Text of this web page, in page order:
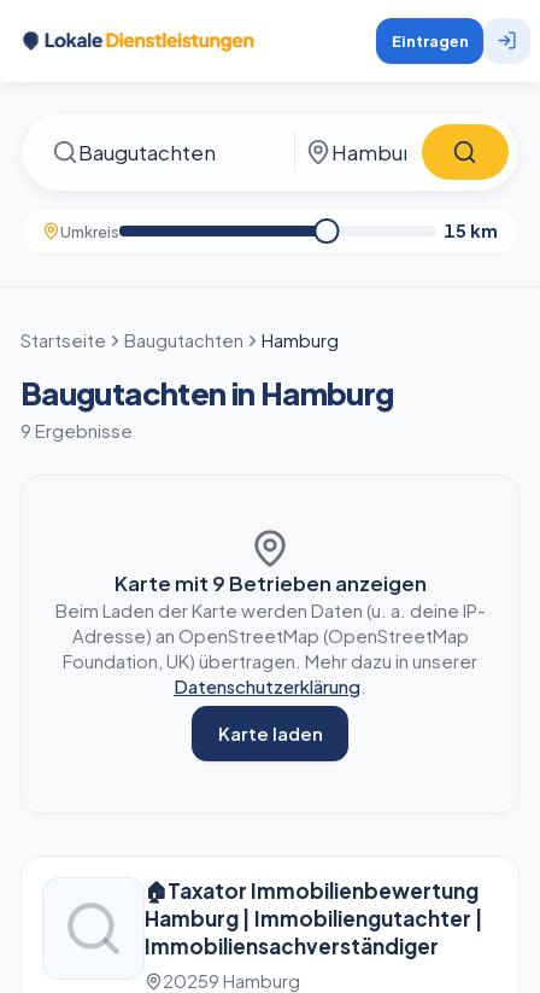
Eintragen
Umkreis 15 km
Startseite Baugutachten Hamburg
Baugutachten in Hamburg
9 Ergebnisse
Karte mit 9 Betrieben anzeigen
Beim Laden der Karte werden Daten (u. a. deine IP-
Adresse) an OpenStreetMap (OpenStreetMap
Foundation, UK) übertragen. Mehr dazu in unserer
Datenschutzerklärung
Karte laden
🏠Taxator Immobilienbewertung
Hamburg | Immobiliengutachter |
Immobiliensachverständiger
20259 Hamburg